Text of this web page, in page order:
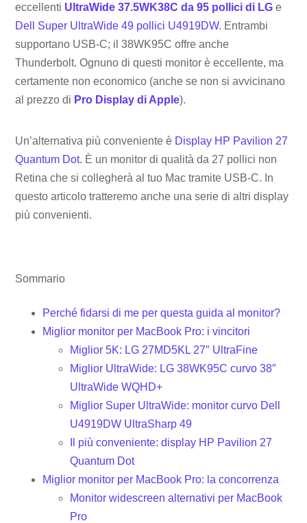
eccellenti UltraWide 37.5WK38C da 95 pollici di LG e
Dell Super UltraWide 49 pollici U4919DW. Entrambi
supportano USB-C; il 38WK95C offre anche
Thunderbolt. Ognuno di questi monitor è eccellente, ma
certamente non economico (anche se non si avvicinano
al prezzo di Pro Display di Apple).
Un’alternativa più conveniente è Display HP Pavilion 27
Quantum Dot. È un monitor di qualità da 27 pollici non
Retina che si collegherà al tuo Mac tramite USB-C. In
questo articolo tratteremo anche una serie di altri display
più convenienti.
Sommario
Perché fidarsi di me per questa guida al monitor?
Miglior monitor per MacBook Pro: i vincitori
Miglior 5K: LG 27MD5KL 27″ UltraFine
Miglior UltraWide: LG 38WK95C curvo 38″
UltraWide WQHD+
Miglior Super UltraWide: monitor curvo Dell
U4919DW UltraSharp 49
Il più conveniente: display HP Pavilion 27
Quantum Dot
Miglior monitor per MacBook Pro: la concorrenza
Monitor widescreen alternativi per MacBook
Pro